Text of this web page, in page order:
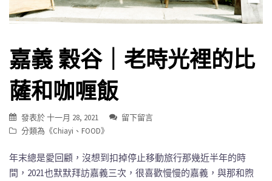
嘉義 穀谷｜老時光裡的比
薩和咖喱飯
發表於十一月 28, 2021
留下留言
分類為《Chiayi 、 FOOD》
年末總是愛回顧，沒想到扣掉停止移動旅行那幾近半年的時
間，2021也默默拜訪嘉義三次，很喜歡慢慢的嘉義，與那和煦